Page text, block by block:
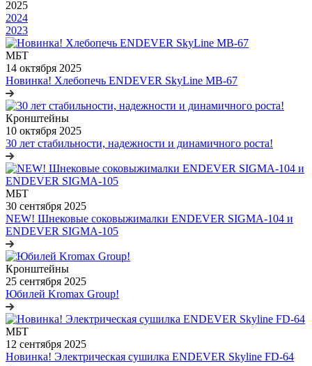
2025
2024
2023
МБТ
14 октября 2025
Новинка! Хлебопечь ENDEVER SkyLine MB-67
Кронштейны
10 октября 2025
30 лет стабильности, надежности и динамичного роста!
МБТ
30 сентября 2025
NEW! Шнековые соковыжималки ENDEVER SIGMA-104 и
ENDEVER SIGMA-105
Кронштейны
25 сентября 2025
Юбилей Kromax Group!
МБТ
12 сентября 2025
Новинка! Электрическая сушилка ENDEVER Skyline FD-64